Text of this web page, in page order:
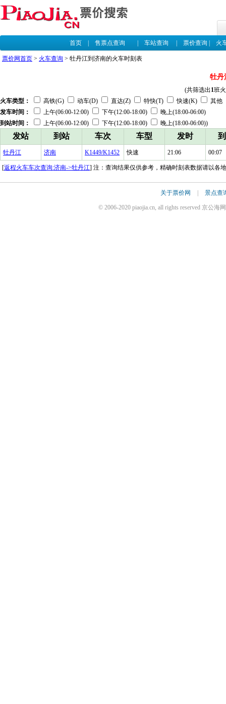
首页| 售票点查询 车站查询 票价查询 火
票价网首页 > 火车查询 > 牡丹江到济南的火车时刻表
牡丹
(共筛选出1班
火车类型：
高铁(G) 动车(D) 直达(Z) 特快(T) 快速(K)
其他
发车时间：
上午(06:00-12:00) 下午(12:00-18:00)
晚上(18:00-06:00)
到站时间：
上午(06:00-12:00) 下午(12:00-18:00) 晚上(18:00-06:00))
发站 到站 车次 车型 发时
牡丹江 济南 K1449/K1452 快速 21:06 00:07
[返程火车车次查询:济南->牡丹江] 注：查询结果仅供参考，精确时刻表数据请以各
关于票价网 | 景点查
© 2006-2020 piaojia.cn, all rights reserved 京公海